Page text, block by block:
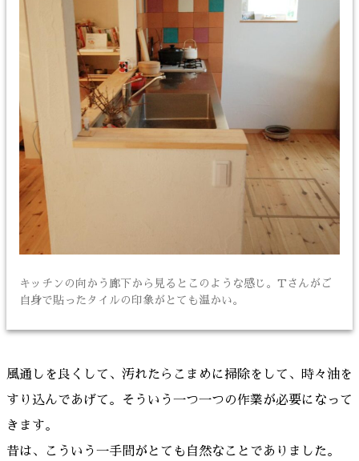
キッチンの向かう廊下から見るとこのような感じ。Tさんがご
自身で貼ったタイルの印象がとても温かい。
風通しを良くして、汚れたらこまめに掃除をして、時々油を
すり込んであげて。そういう一つ一つの作業が必要になって
きます。
昔は、こういう一手間がとても自然なことでありました。